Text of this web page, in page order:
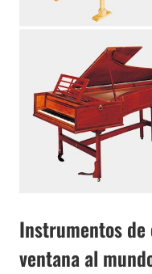
Instrumentos de
ventana al